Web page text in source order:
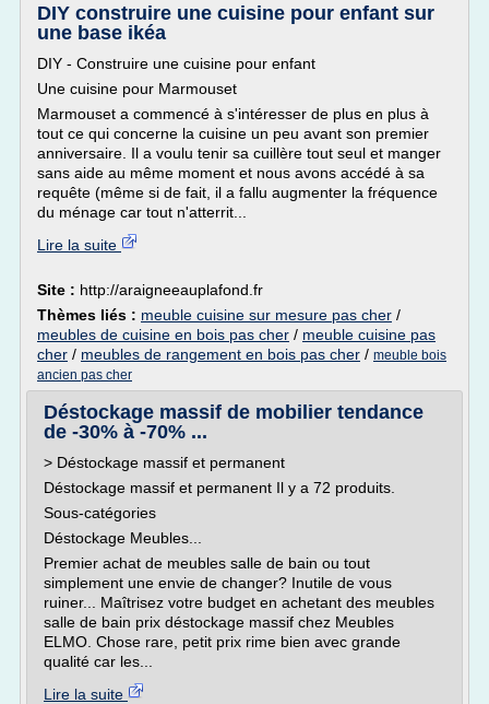
DIY construire une cuisine pour enfant sur
une base ikéa
DIY - Construire une cuisine pour enfant
Une cuisine pour Marmouset
Marmouset a commencé à s'intéresser de plus en plus à
tout ce qui concerne la cuisine un peu avant son premier
anniversaire. Il a voulu tenir sa cuillère tout seul et manger
sans aide au même moment et nous avons accédé à sa
requête (même si de fait, il a fallu augmenter la fréquence
du ménage car tout n'atterrit...
Lire la suite
Site : http://araigneeauplafond.fr
Thèmes liés : meuble cuisine sur mesure pas cher /
meubles de cuisine en bois pas cher / meuble cuisine pas
cher / meubles de rangement en bois pas cher / meuble bois
ancien pas cher
Déstockage massif de mobilier tendance
de -30% à -70% ...
> Déstockage massif et permanent
Déstockage massif et permanent Il y a 72 produits.
Sous-catégories
Déstockage Meubles...
Premier achat de meubles salle de bain ou tout
simplement une envie de changer? Inutile de vous
ruiner... Maîtrisez votre budget en achetant des meubles
salle de bain prix déstockage massif chez Meubles
ELMO. Chose rare, petit prix rime bien avec grande
qualité car les...
Lire la suite